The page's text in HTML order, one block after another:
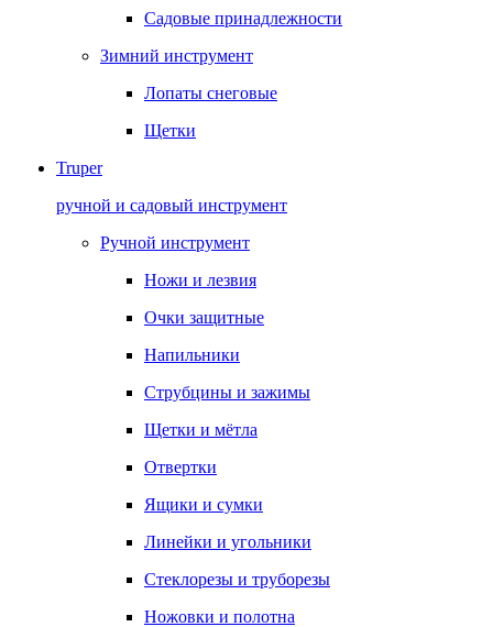
Садовые принадлежности
Зимний инструмент
Лопаты снеговые
Щетки
Truper
ручной и садовый инструмент
Ручной инструмент
Ножи и лезвия
Очки защитные
Напильники
Струбцины и зажимы
Щетки и мётла
Отвертки
Ящики и сумки
Линейки и угольники
Стеклорезы и труборезы
Ножовки и полотна